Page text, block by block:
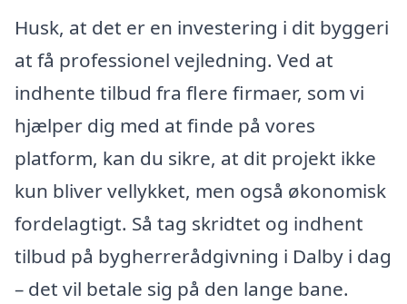
Husk, at det er en investering i dit byggeri
at få professionel vejledning. Ved at
indhente tilbud fra flere firmaer, som vi
hjælper dig med at finde på vores
platform, kan du sikre, at dit projekt ikke
kun bliver vellykket, men også økonomisk
fordelagtigt. Så tag skridtet og indhent
tilbud på bygherrerådgivning i Dalby i dag
– det vil betale sig på den lange bane.